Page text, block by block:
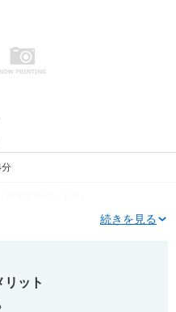
)
取る
続きを見る
リット